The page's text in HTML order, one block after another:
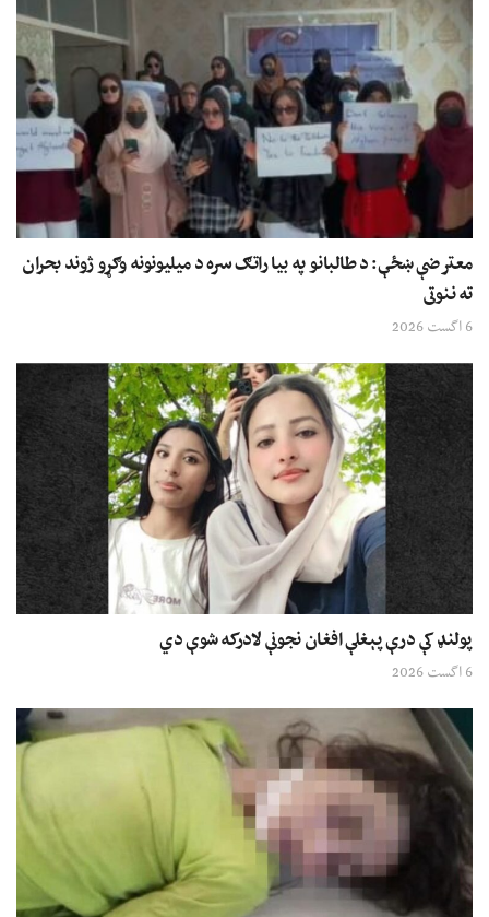
معترضې ښځې: د طالبانو په بیا راتګ سره د میلیونونه وګړو ژوند بحران
ته ننوتی
6 اگست 2026
پولنډ کې درې پېغلې افغان نجونې لادرکه شوې دي
6 اگست 2026